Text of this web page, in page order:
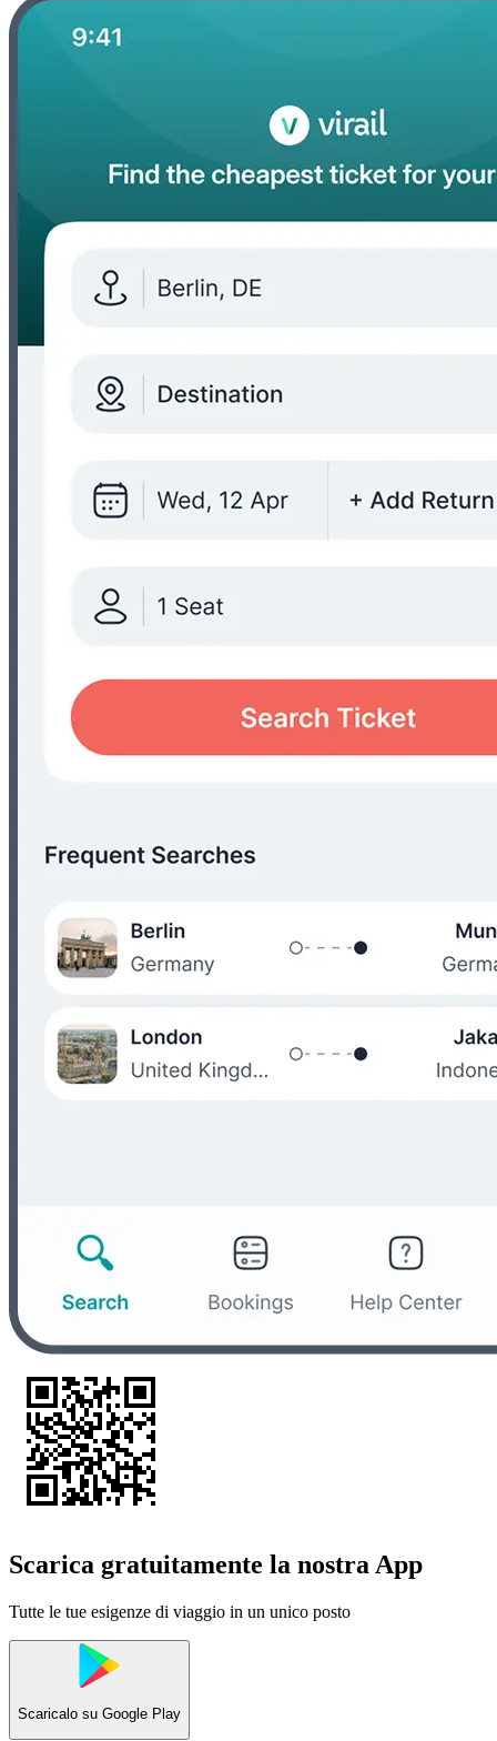
Scarica gratuitamente la nostra App
Tutte le tue esigenze di viaggio in un unico posto
Scaricalo su Google Play